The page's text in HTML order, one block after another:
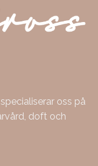
oss på
doft och